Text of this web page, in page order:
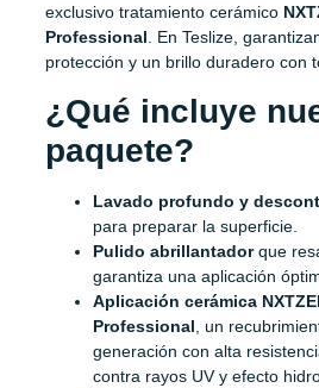
exclusivo tratamiento cerámico
Professional . En Teslize,
protección y un brillo duradero con
¿Qué incluye
paquete?
Lavado profundo y
para preparar la superficie.
Pulido abrillantadorque
garantiza una aplicación
Aplicación cerámica
Professional , un
generación con alta
contra rayos UV y efecto